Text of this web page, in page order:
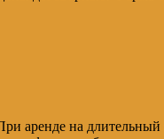
аренде на